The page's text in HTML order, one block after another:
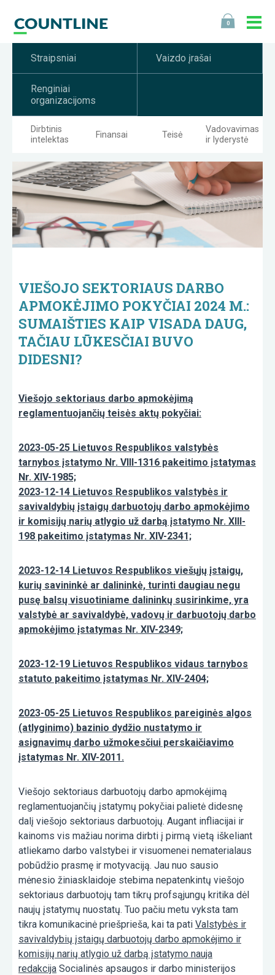
0
Straipsniai Vaizdo įrašai
Renginiai
organizacijoms
Dirbtinis
intelektas
Finansai Teisė
Vadovavimas
ir lyderystė
VIEŠOJO SEKTORIAUS DARBO
APMOKĖJIMO POKYČIAI 2024 M.:
SUMAIŠTIES KAIP VISADA DAUG,
TAČIAU LŪKESČIAI BUVO
DIDESNI?
Viešojo sektoriaus darbo apmokėjimą
reglamentuojančių teisės aktų pokyčiai:
2023-05-25 Lietuvos Respublikos valstybės
tarnybos įstatymo Nr. VIII-1316 pakeitimo įstatymas
Nr. XIV-1985;
2023-12-14 Lietuvos Respublikos valstybės ir
savivaldybių įstaigų darbuotojų darbo apmokėjimo
ir komisijų narių atlygio už darbą įstatymo Nr. XIII-
198 pakeitimo įstatymas Nr. XIV-2341;
2023-12-14 Lietuvos Respublikos viešųjų įstaigų,
kurių savininkė ar dalininkė, turinti daugiau negu
pusę balsų visuotiniame dalininkų susirinkime, yra
valstybė ar savivaldybė, vadovų ir darbuotojų darbo
apmokėjimo įstatymas Nr. XIV-2349;
2023-12-19 Lietuvos Respublikos vidaus tarnybos
statuto pakeitimo įstatymas Nr. XIV-2404;
2023-05-25 Lietuvos Respublikos pareiginės algos
(atlyginimo) bazinio dydžio nustatymo ir
asignavimų darbo užmokesčiui perskaičiavimo
įstatymas Nr. XIV-2011.
Viešojo sektoriaus darbuotojų darbo apmokėjimą
reglamentuojančių įstatymų pokyčiai palietė didesnę
dalį viešojo sektoriaus darbuotojų. Augant infliacijai ir
kainoms vis mažiau norima dirbti į pirmą vietą iškeliant
atliekamo darbo valstybei ir visuomenei nematerialaus
pobūdžio prasmę ir motyvaciją. Jau nuo sausio
mėnesio žiniasklaidoje stebima nepatenkintų viešojo
sektoriaus darbuotojų tam tikrų profsąjungų kritika dėl
naujų įstatymų nuostatų. Tuo pačiu metu vyksta tam
tikra komunikacinė priešprieša, kai ta pati Valstybės ir
savivaldybių įstaigų darbuotojų darbo apmokėjimo ir
komisijų narių atlygio už darbą įstatymo nauja
redakcija Socialinės apsaugos ir darbo ministerijos